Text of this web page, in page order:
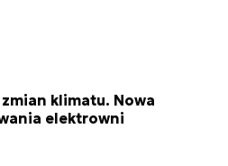
klimatu. Nowa
elektrowni